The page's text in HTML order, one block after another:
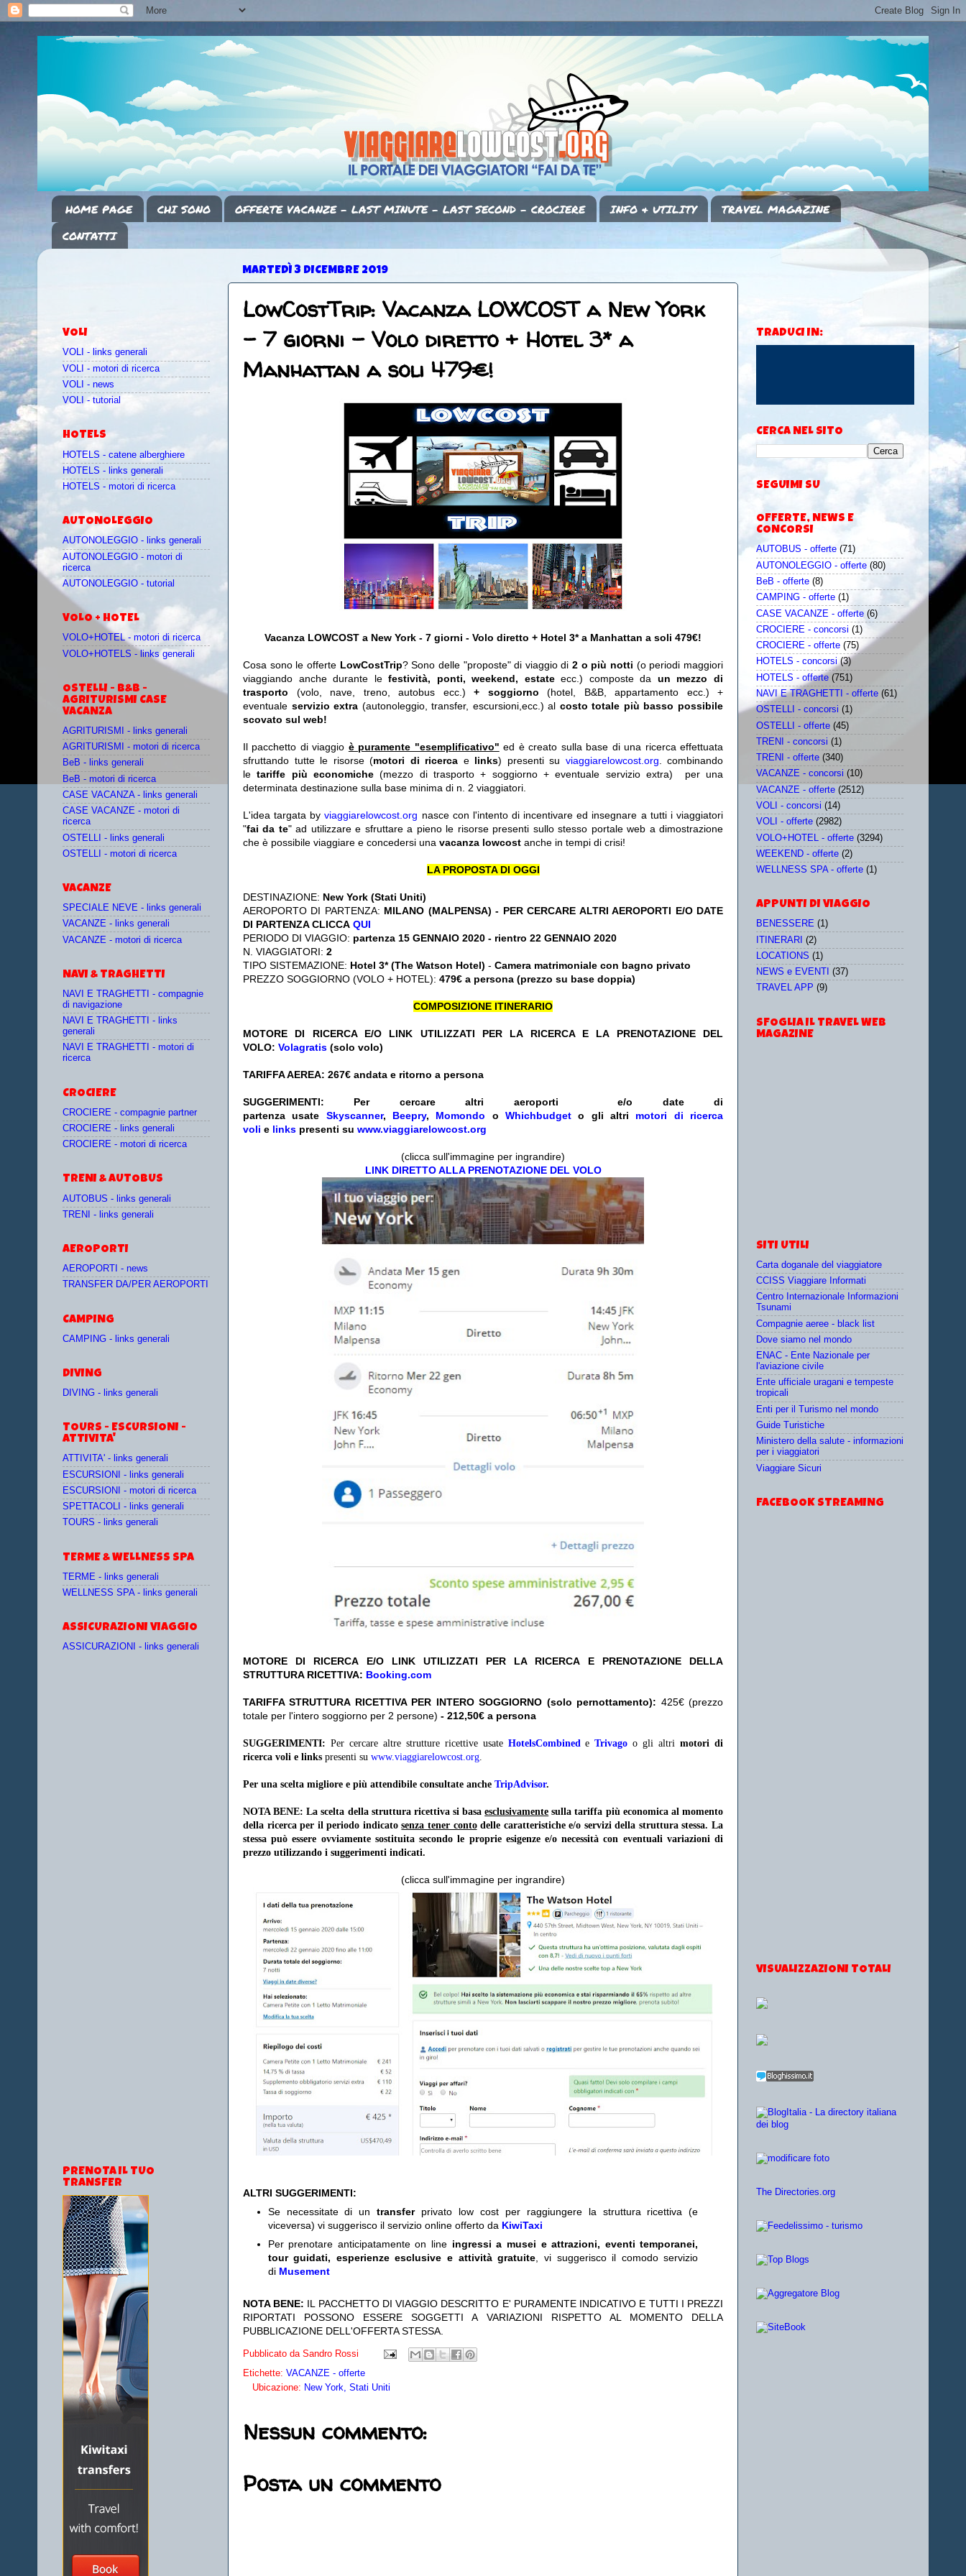
HOME PAGE CHI SONO OFFERTE VACANZE - LAST MINUTE - LAST SECOND - CROCIERE INFO & UTILITY
TRAVEL MAGAZINE
CONTATTI
MARTEDÌ 3 DICEMBRE 2019
LowCostTrip: Vacanza LOWCOST a New York
- 7 giorni - Volo diretto + Hotel 3* a
Manhattan a soli 479€!
Vacanza LOWCOST a New York - 7 giorni - Volo diretto + Hotel 3* a Manhattan a soli 479€!
Cosa sono le offerte LowCostTrip? Sono delle "proposte" di viaggio di2 o più notti (o periodi maggiori
viaggiando anche durante lefestività, ponti, weekend, estateecc.) composte da un mezzo di
trasporto (volo, nave, treno, autobus ecc.) + soggiorno (hotel, B&B, appartamento ecc.) +
eventuale servizio extra (autonoleggio, transfer, escursioni,ecc.) al costo totale più basso possibile
scovato sul web!
Il pacchetto di viaggio è puramente "esemplificativo" ed è creato sulla base di una ricerca effettuata
sfruttando tutte le risorse (motori di ricerca e links) presenti su viaggiarelowcost.org . combinando
le tariffe più economiche(mezzo di trasporto + soggiorno + eventuale servizio extra)
per una
determinata destinazione sulla base minima di n. 2 viaggiatori.
L'idea targata byviaggiarelowcost.org nasce con l'intento di incentivare ed insegnare a tutti i viaggiatori
"fai da te" ad utilizzare e sfruttare a pieno le risorse presenti sullo stesso portale web a dimostrazione
che è possibile viaggiare e concedersi una vacanza lowcost anche in tempi di crisi!
LA PROPOSTA DI OGGI
DESTINAZIONE: New York (Stati Uniti)
AEROPORTO DI PARTENZA: MILANO (MALPENSA) - PER CERCARE ALTRI AEROPORTI E/O DATE
DI PARTENZA CLICCA QUI
PERIODO DI VIAGGIO: partenza 15 GENNAIO 2020 - rientro 22 GENNAIO 2020
N. VIAGGIATORI: 2
TIPO SISTEMAZIONE: Hotel 3* (The Watson Hotel) - Camera matrimoniale con bagno privato
PREZZO SOGGIORNO (VOLO + HOTEL): 479€ a persona (prezzo su base doppia)
COMPOSIZIONE ITINERARIO
MOTORE DI RICERCA E/O LINK UTILIZZATI PER LA RICERCA E LA PRENOTAZIONE DEL
VOLO: Volagratis (solo volo)
TARIFFA AEREA: 267€ andata e ritorno a persona
SUGGERIMENTI: Per cercare altri aeroporti e/o date di
partenza usate Skyscanner, Beepry, Momondo oWhichbudget o gli altri motori di ricerca
voli e links presenti su www.viaggiarelowcost.org
(clicca sull'immagine per ingrandire)
LINK DIRETTO ALLA PRENOTAZIONE DEL VOLO
MOTORE DI RICERCA E/O LINK UTILIZZATI PER LA RICERCA E PRENOTAZIONE DELLA
STRUTTURA RICETTIVA: Booking.com
TARIFFA STRUTTURA RICETTIVA PER INTERO SOGGIORNO (solo pernottamento): 425€ (prezzo
totale per l'intero soggiorno per 2 persone) - 212,50€ a persona
SUGGERIMENTI: Per cercare altre strutture ricettive usate HotelsCombinedeTrivago o gli altrimotori di
ricerca voli e links presenti su www.viaggiarelowcost.org.
Per una scelta migliore e più attendibile consultate anche TripAdvisor.
NOTA BENE: La scelta della struttura ricettiva si basaesclusivamente sulla tariffa più economica al momento
della ricerca per il periodo indicatosenza tener contodelle caratteristiche e/o servizi della struttura stessa. La
stessa può essere ovviamente sostituita secondo le proprie esigenze e/o necessità con eventuali variazioni di
prezzo utilizzando i suggerimenti indicati.
(clicca sull'immagine per ingrandire)
ALTRI SUGGERIMENTI:
Se necessitate di untransfer privato low cost per raggiungere la struttura ricettiva (e
viceversa) vi suggerisco il servizio online offerto da KiwiTaxi
Per prenotare anticipatamente on line ingressi a musei e attrazioni, eventi temporanei,
tour guidati, esperienze esclusive e attività gratuite , vi suggerisco il comodo servizio
di Musement
NOTA BENE: IL PACCHETTO DI VIAGGIO DESCRITTO E' PURAMENTE INDICATIVO E TUTTI I PREZZI
RIPORTATI POSSONO ESSERE SOGGETTI A VARIAZIONI RISPETTO AL MOMENTO DELLA
PUBBLICAZIONE DELL'OFFERTA STESSA.
Pubblicato da Sandro Rossi
Etichette: VACANZE - offerte
Ubicazione: New York, Stati Uniti
Nessun commento:
Posta un commento
VOLI
VOLI - links generali
VOLI - motori di ricerca
VOLI - news
VOLI - tutorial
HOTELS
HOTELS - catene alberghiere
HOTELS - links generali
HOTELS - motori di ricerca
AUTONOLEGGIO
AUTONOLEGGIO - links generali
AUTONOLEGGIO - motori di
ricerca
AUTONOLEGGIO - tutorial
VOLO + HOTEL
VOLO+HOTEL - motori di ricerca
VOLO+HOTELS - links generali
OSTELLI - B&B -
AGRITURISMI CASE
VACANZA
AGRITURISMI - links generali
AGRITURISMI - motori di ricerca
BeB - links generali
BeB - motori di ricerca
CASE VACANZA - links generali
CASE VACANZE - motori di
ricerca
OSTELLI - links generali
OSTELLI - motori di ricerca
VACANZE
SPECIALE NEVE - links generali
VACANZE - links generali
VACANZE - motori di ricerca
NAVI & TRAGHETTI
NAVI E TRAGHETTI - compagnie
di navigazione
NAVI E TRAGHETTI - links
generali
NAVI E TRAGHETTI - motori di
ricerca
CROCIERE
CROCIERE - compagnie partner
CROCIERE - links generali
CROCIERE - motori di ricerca
TRENI & AUTOBUS
AUTOBUS - links generali
TRENI - links generali
AEROPORTI
AEROPORTI - news
TRANSFER DA/PER AEROPORTI
CAMPING
CAMPING - links generali
DIVING
DIVING - links generali
TOURS - ESCURSIONI -
ATTIVITA'
ATTIVITA' - links generali
ESCURSIONI - links generali
ESCURSIONI - motori di ricerca
SPETTACOLI - links generali
TOURS - links generali
TERME & WELLNESS SPA
TERME - links generali
WELLNESS SPA - links generali
ASSICURAZIONI VIAGGIO
ASSICURAZIONI - links generali
PRENOTA IL TUO
TRANSFER
TRADUCI IN:
CERCA NEL SITO
SEGUIMI SU
OFFERTE, NEWS E
CONCORSI
AUTOBUS - offerte (71)
AUTONOLEGGIO - offerte (80)
BeB - offerte (8)
CAMPING - offerte (1)
CASE VACANZE - offerte (6)
CROCIERE - concorsi (1)
CROCIERE - offerte (75)
HOTELS - concorsi (3)
HOTELS - offerte (751)
NAVI E TRAGHETTI - offerte (61)
OSTELLI - concorsi (1)
OSTELLI - offerte (45)
TRENI - concorsi (1)
TRENI - offerte (340)
VACANZE - concorsi (10)
VACANZE - offerte (2512)
VOLI - concorsi (14)
VOLI - offerte (2982)
VOLO+HOTEL - offerte (3294)
WEEKEND - offerte (2)
WELLNESS SPA - offerte (1)
APPUNTI DI VIAGGIO
BENESSERE (1)
ITINERARI (2)
LOCATIONS (1)
NEWS e EVENTI
(37)
TRAVEL APP (9)
SFOGLIA IL TRAVEL WEB
MAGAZINE
SITI UTILI
Carta doganale del viaggiatore
CCISS Viaggiare Informati
Centro Internazionale Informazioni
Tsunami
Compagnie aeree - black list
Dove siamo nel mondo
ENAC - Ente Nazionale per
l'aviazione civile
Ente ufficiale uragani e tempeste
tropicali
Enti per il Turismo nel mondo
Guide Turistiche
Ministero della salute - informazioni
per i viaggiatori
Viaggiare Sicuri
FACEBOOK STREAMING
VISUALIZZAZIONI TOTALI
The Directories.org